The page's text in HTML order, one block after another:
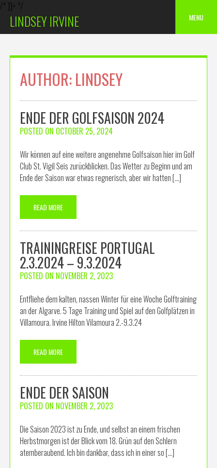
/* ]]> */
SkipLINDSEY IRVINE MENU
AUTHOR:LINDSEY
ENDE DER GOLFSAISON 2024
POSTED ON OCTOBER 25, 2024
Wir können auf eine weitere angenehme Golfsaison hier im Golf
Club St. Vigil Seis zurückblicken. Das Wetter zu Beginn und am
Ende der Saison war etwas regnerisch, aber wir hatten […]
READ MORE
TRAININGREISE PORTUGAL
2.3.2024 – 9.3.2024
POSTED ON NOVEMBER 2, 2023
Entfliehe dem kalten, nassen Winter für eine Woche Golftraining
an der Algarve. 5 Tage Training und Spiel auf den Golfplätzen in
Villamoura. Irvine Hilton Vilamoura 2.-9.3.24
READ MORE
ENDE DER SAISON
POSTED ON NOVEMBER 2, 2023
Die Saison 2023 ist zu Ende, und selbst an einem frischen
Herbstmorgen ist der Blick vom 18. Grün auf den Schlern
atemberaubend. Ich bin dankbar, dass ich in einer so […]